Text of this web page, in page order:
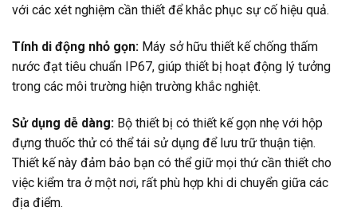
với các xét nghiệm cần thiết để khắc phục sự cố hiệu quả.
Tính di động nhỏ gọn: Máy sở hữu thiết kế chống thấm
nước đạt tiêu chuẩn IP67, giúp thiết bị hoạt động lý tưởng
trong các môi trường hiện trường khắc nghiệt.
Sử dụng dễ dàng: Bộ thiết bị có thiết kế gọn nhẹ với hộp
đựng thuốc thử có thể tái sử dụng để lưu trữ thuận tiện.
Thiết kế này đảm bảo bạn có thể giữ mọi thứ cần thiết cho
việc kiểm tra ở một nơi, rất phù hợp khi di chuyển giữa các
địa điểm.